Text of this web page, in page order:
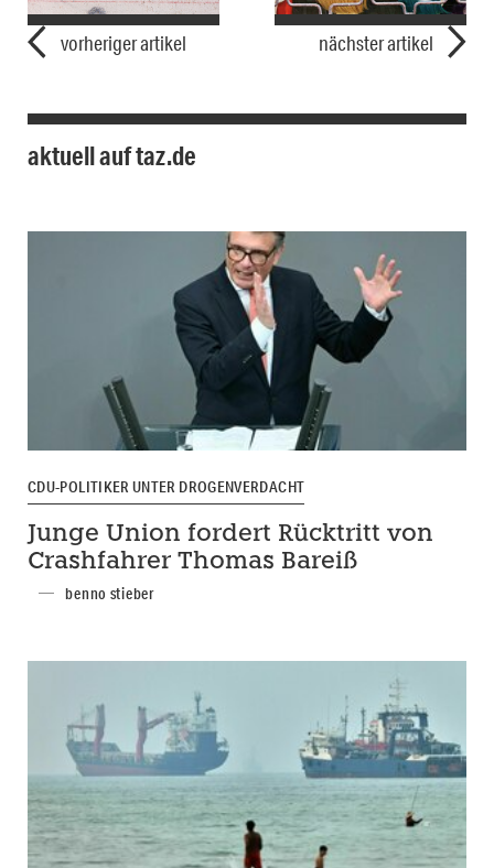
vorheriger artikel nächster artikel
aktuell auf taz.de
CDU-POLITIKER UNTER DROGENVERDACHT
Junge Union fordert Rücktritt von
Crashfahrer Thomas Bareiß
benno stieber